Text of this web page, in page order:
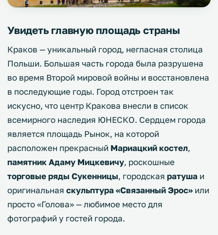
Увидеть главную площадь страны
Краков — уникальный город, негласная столица
Польши. Большая часть города была разрушена
во время Второй мировой войны и восстановлена
в последующие годы. Город отстроен так
искусно, что центр Кракова внесли в список
всемирного наследия ЮНЕСКО. Сердцем города
является площадь Рынок, на которой
расположен прекрасный Мариацкий костел,
памятник Адаму Мицкевичу, роскошные
торговые ряды Сукенницы, городская ратуша и
оригинальная скульптура «Связанный Эрос» или
просто «Голова» — любимое место для
фотографий у гостей города.